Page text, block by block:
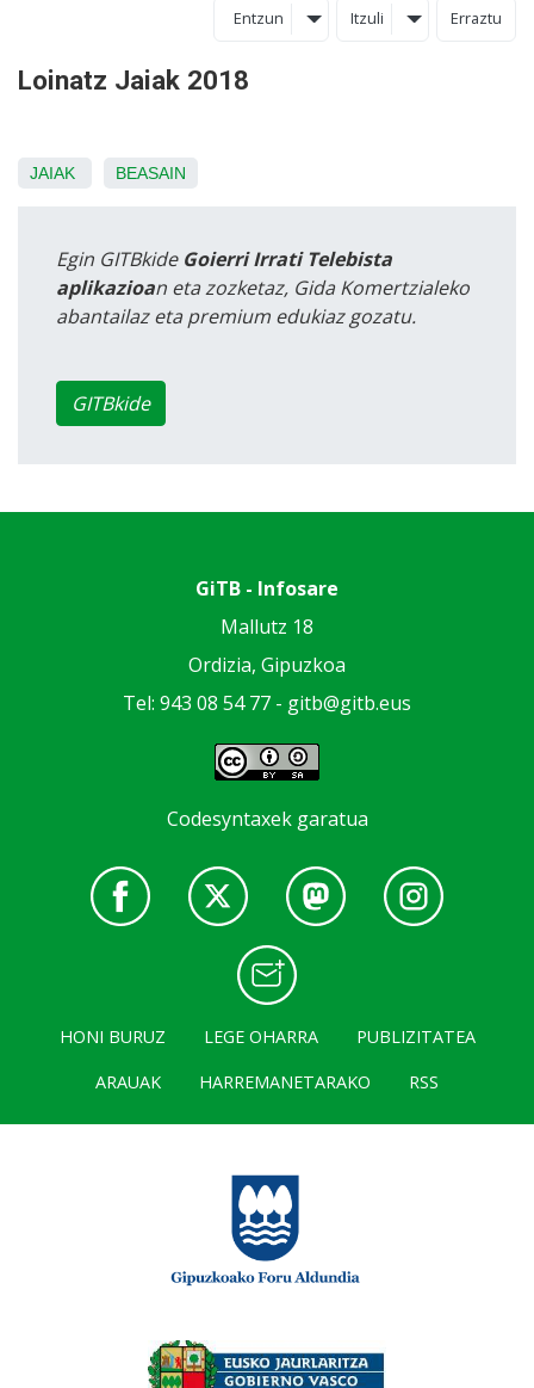
Entzun Itzuli Erraztu
Loinatz Jaiak 2018
JAIAK BEASAIN
Egin GITBkide Goierri Irrati Telebista
aplikazioan eta zozketaz, Gida Komertzialeko
abantailaz eta premium edukiaz gozatu.
GITBkide
GiTB - Infosare
Mallutz 18
Ordizia, Gipuzkoa
Tel: 943 08 54 77 - gitb@gitb.eus
Codesyntaxek garatua
HONI BURUZ LEGE OHARRA
PUBLIZITATEA
ARAUAK
HARREMANETARAKO RSS